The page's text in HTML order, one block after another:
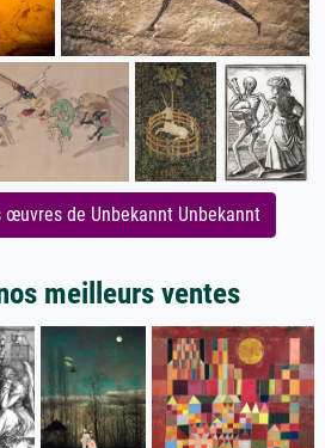
œuvres de Unbekannt Unbekannt
meilleurs ventes